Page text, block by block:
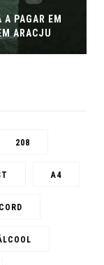
EM
ARACJU
208
A4